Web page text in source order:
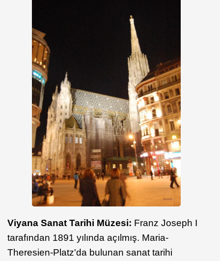
Viyana Sanat Tarihi Müzesi: Franz Joseph I
tarafından 1891 yılında açılmış. Maria-
Theresien-Platz'da bulunan sanat tarihi